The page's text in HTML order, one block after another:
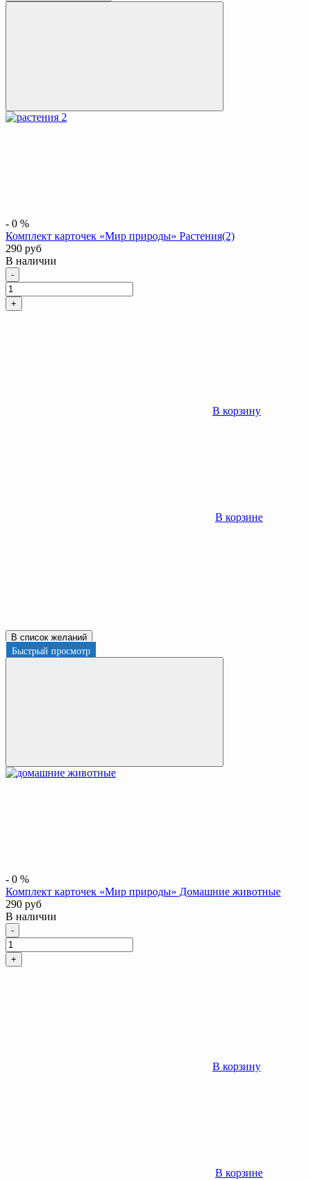
- 0 %
Комплект карточек «Мир природы» Растения(2)
290 руб
В наличии
- Количество
+
В корзину
В корзине
В список желаний
Быстрый просмотр
- 0 %
Комплект карточек «Мир природы» Домашние животные
290 руб
В наличии
- Количество
+
В корзину
В корзине